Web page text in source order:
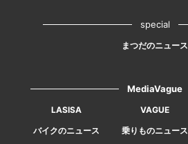
special
まつだのニュース
MediaVague
LASISA VAGUE
バイクのニュース
乗りものニュース